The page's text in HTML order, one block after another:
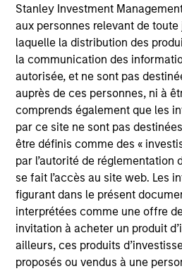
Stanley Investment
aux personnes relevant de
laquelle la distribution des
la communication des
autorisée, et ne sont pas
auprès de ces personnes, ni à
comprends également que les
par ce site ne sont pas
être définis comme des «
par l’autorité de réglementation
se fait l’accès au site web. Les
figurant dans le présent
interprétées comme une offre
invitation à acheter un produit
ailleurs, ces produits
proposés ou vendus à une
As of July 25, 2025. The above is
and educational purposes only.
the investment mentioned
(for realized holdings), or will
current holdings). The
are the property of their
on this website has not been
otherwise approved by such
links shown here, you agree that
third party site. We are providing
only as a convenience and the
not and does not imply any
investigation, verification or
information contained in any